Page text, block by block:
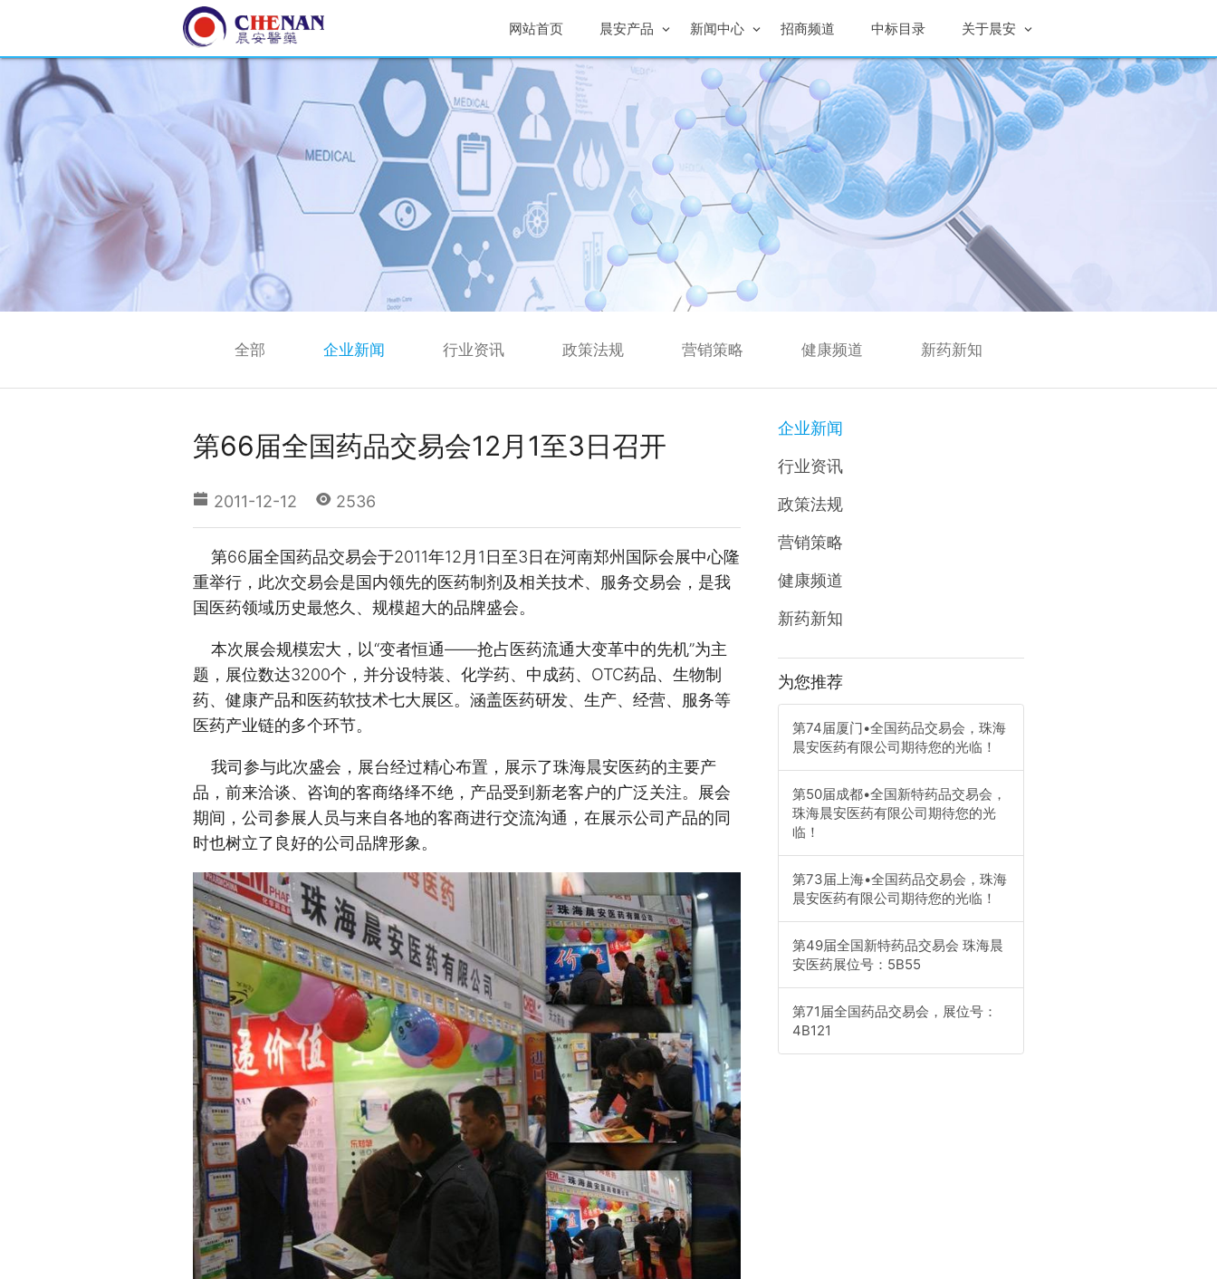
网站首页 晨安产品 新闻中心 招商频道 中标目录 关于晨安
全部 企业新闻 行业资讯 政策法规 营销策略 健康频道 新药新知
第66届全国药品交易会12月1至3日召开
2011-12-12 2536
第66届全国药品交易会于2011年12月1日至3日在河南郑州国际会展中心隆
重举行，此次交易会是国内领先的医药制剂及相关技术、服务交易会，是我
国医药领域历史最悠久、规模超大的品牌盛会。
本次展会规模宏大，以“变者恒通——抢占医药流通大变革中的先机”为主
题，展位数达3200个，并分设特装、化学药、中成药、OTC药品、生物制
药、健康产品和医药软技术七大展区。涵盖医药研发、生产、经营、服务等
医药产业链的多个环节。
我司参与此次盛会，展台经过精心布置，展示了珠海晨安医药的主要产
品，前来洽谈、咨询的客商络绎不绝，产品受到新老客户的广泛关注。展会
期间，公司参展人员与来自各地的客商进行交流沟通，在展示公司产品的同
时也树立了良好的公司品牌形象。
企业新闻
行业资讯
政策法规
营销策略
健康频道
新药新知
为您推荐
第74届厦门•全国药品交易会，珠海
晨安医药有限公司期待您的光临！
第50届成都•全国新特药品交易会，
珠海晨安医药有限公司期待您的光
临！
第73届上海•全国药品交易会，珠海
晨安医药有限公司期待您的光临！
第49届全国新特药品交易会 珠海晨
安医药展位号：5B55
第71届全国药品交易会，展位号：
4B121